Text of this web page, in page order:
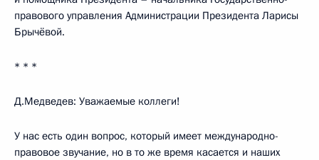
правового управления Администрации Президента Ларисы
Брычёвой.
* * *
Д.Медведев: Уважаемые коллеги!
У нас есть один вопрос, который имеет международно-
правовое звучание, но в то же время касается и наших